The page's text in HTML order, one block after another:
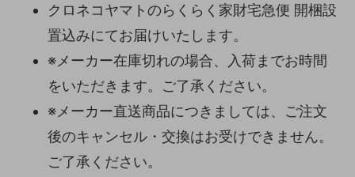
クロネコヤマトのらくらく家財宅急便 開梱設
置込みにてお届けいたします。
※メーカー在庫切れの場合、入荷までお時間
をいただきます。ご了承ください。
※メーカー直送商品につきましては、ご注文
後のキャンセル・交換はお受けできません。
ご了承ください。